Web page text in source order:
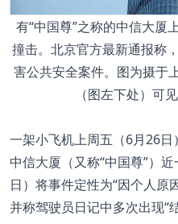
有“中国尊”之称的中信大厦
撞击。北京官方最新通报称
害公共安全案件。图为摄于
（图左下处）可
一架小飞机上周五（6月26
中信大厦（又称“中国尊”）
日）将事件定性为“因个人原
并称驾驶员日记中多次出现“